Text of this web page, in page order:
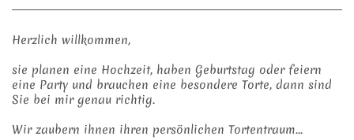
Herzlich willkommen,
sie planen eine Hochzeit, haben Geburtstag oder feiern
eine Party und brauchen eine besondere Torte, dann sind
Sie bei mir genau richtig.
Wir zaubern ihnen ihren persönlichen Tortentraum...